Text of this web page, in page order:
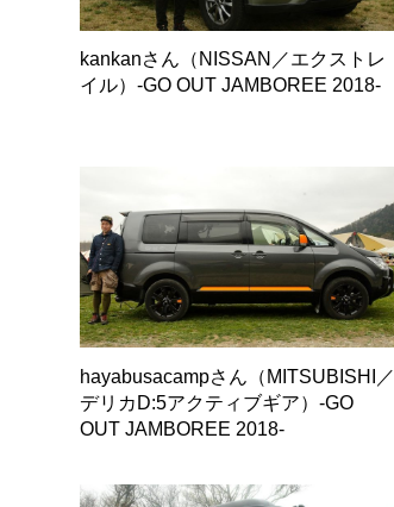
kankanさん（NISSAN／エクストレ
イル）-GO OUT JAMBOREE 2018-
hayabusacampさん（MITSUBISHI／
デリカD:5アクティブギア）-GO
OUT JAMBOREE 2018-